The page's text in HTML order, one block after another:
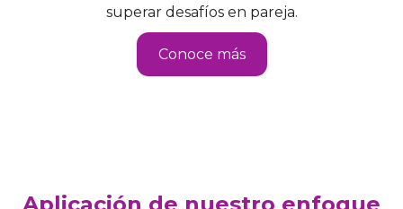
superar desafíos en pareja.
Conoce más